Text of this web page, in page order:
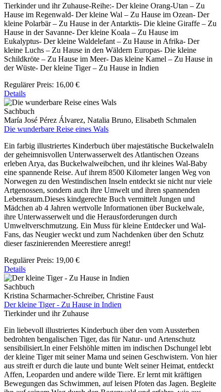
Tierkinder und ihr Zuhause-Reihe:- Der kleine Orang-Utan – Zu
Hause im Regenwald- Der kleine Wal – Zu Hause im Ozean- Der
kleine Polarbär – Zu Hause in der Antarktis- Die kleine Giraffe – Zu
Hause in der Savanne- Der kleine Koala – Zu Hause im
Eukalyptus- Der kleine Waldelefant – Zu Hause in Afrika- Der
kleine Luchs – Zu Hause in den Wäldern Europas- Die kleine
Schildkröte – Zu Hause im Meer- Das kleine Kamel – Zu Hause in
der Wüste- Der kleine Tiger – Zu Hause in Indien
Regulärer Preis: 16,00 €
Details
Sachbuch
María José Pérez Álvarez, Natalia Bruno, Elisabeth Schmalen
Die wunderbare Reise eines Wals
Ein farbig illustriertes Kinderbuch über majestätische BuckelwaleIn
der geheimnisvollen Unterwasserwelt des Atlantischen Ozeans
erleben Arya, das Buckelwalweibchen, und ihr kleines Wal-Baby
eine spannende Reise. Auf ihrem 8500 Kilometer langen Weg von
Norwegen zu den Westindischen Inseln entdeckt sie nicht nur viele
Artgenossen, sondern auch ihre Umwelt und ihren spannenden
Lebensraum.Dieses kindgerechte Buch vermittelt Jungen und
Mädchen ab 4 Jahren wertvolle Informationen über Buckelwale,
ihre Unterwasserwelt und die Herausforderungen durch
Umweltverschmutzung. Ein Muss für kleine Entdecker und Wal-
Fans, das Neugier weckt und zum Nachdenken über den Schutz
dieser faszinierenden Meerestiere anregt!
Regulärer Preis: 19,00 €
Details
Sachbuch
Kristina Scharmacher-Schreiber, Christine Faust
Der kleine Tiger - Zu Hause in Indien
Tierkinder und ihr Zuhause
Ein liebevoll illustriertes Kinderbuch über den vom Aussterben
bedrohten bengalischen Tiger, das für Natur- und Artenschutz
sensibilisiert.In einer Felshöhle mitten im indischen Dschungel lebt
der kleine Tiger mit seiner Mama und seinen Geschwistern. Von hier
aus streift er durch die laute und bunte Welt seiner Heimat, entdeckt
Affen, Leoparden und andere wilde Tiere. Er lernt mit kräftigen
Bewegungen das Schwimmen, auf leisen Pfoten das Jagen. Begleite